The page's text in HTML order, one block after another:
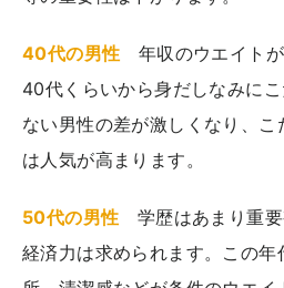
40代の男性 年収のウエイト
40代くらいから身だしなみに
ない男性の差が激しくなり、
は人気が高まります。
50代の男性 学歴はあまり重
経済力は求められます。この年